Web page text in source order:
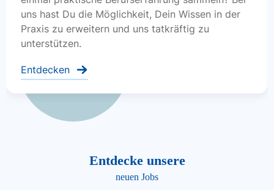
uns hast Du die Möglichkeit, Dein Wissen in der
Praxis zu erweitern und uns tatkräftig zu
unterstützen.
Entdecken
Entdecke unsere
neuen Jobs